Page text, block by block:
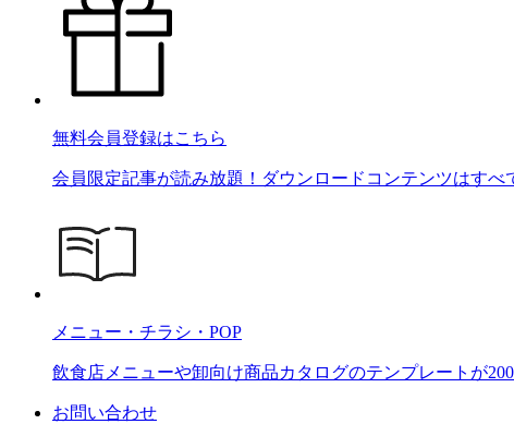
無料会員登録はこちら
会員限定記事が読み放題！ダウンロードコンテンツはすべ
メニュー・チラシ・POP
飲食店メニューや卸向け商品カタログのテンプレートが
お問い合わせ